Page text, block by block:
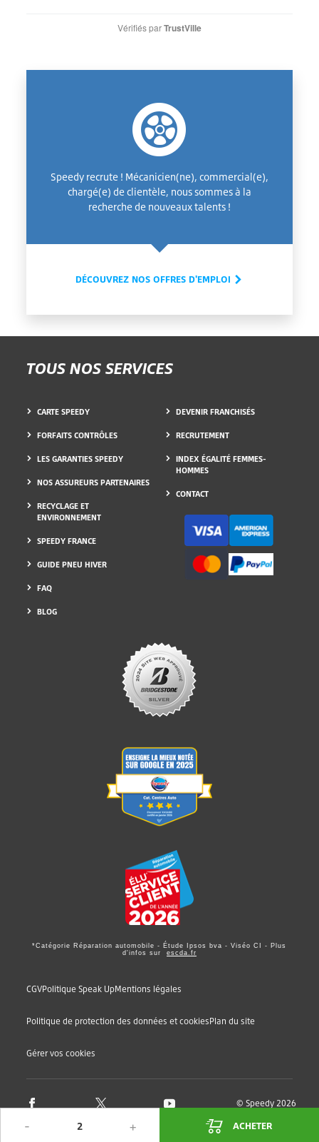
ACHETER
Vérifiés parTrustVille
Speedy recrute ! Mécanicien(ne), commercial(e),
chargé(e) de clientèle, nous sommes à la
recherche de nouveaux talents !
DÉCOUVREZ NOS OFFRES D'EMPLOI
TOUS NOS SERVICES
CARTE SPEEDY
FORFAITS CONTRÔLES
LES GARANTIES SPEEDY
NOS ASSUREURS PARTENAIRES
RECYCLAGE ET
ENVIRONNEMENT
SPEEDY FRANCE
GUIDE PNEU HIVER
FAQ
BLOG
DEVENIR FRANCHISÉS
RECRUTEMENT
INDEX ÉGALITÉ FEMMES-
HOMMES
CONTACT
*Catégorie Réparation automobile - Étude Ipsos bva - Viséo CI - Plus
d'infos sur escda.fr
CGVPolitique Speak UpMentions légales
Politique de protection des données et cookiesPlan du site
Gérer vos cookies
© Speedy 2026